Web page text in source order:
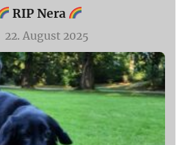
RIP Nera
22. August 2025